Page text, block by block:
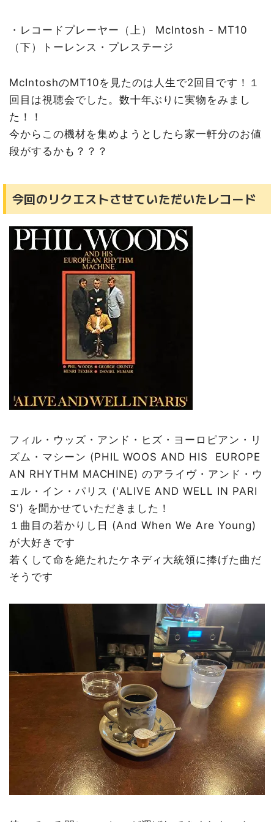
・レコードプレーヤー（上） McIntosh - MT10
（下）トーレンス・プレステージ
McIntoshのMT10を見たのは人生で2回目です！１
回目は視聴会でした。数十年ぶりに実物をみまし
た！！
今からこの機材を集めようとしたら家一軒分のお値
段がするかも？？？
今回のリクエストさせていただいたレコード
フィル・ウッズ・アンド・ヒズ・ヨーロピアン・リ
ズム・マシーン (PHIL WOOS AND HIS EUROPE
AN RHYTHM MACHINE) のアライヴ・アンド・ウ
ェル・イン・パリス ('ALIVE AND WELL IN PARI
S') を聞かせていただきました！
１曲目の若かりし日 (And When We Are Young)
が大好きです
若くして命を絶たれたケネディ大統領に捧げた曲だ
そうです